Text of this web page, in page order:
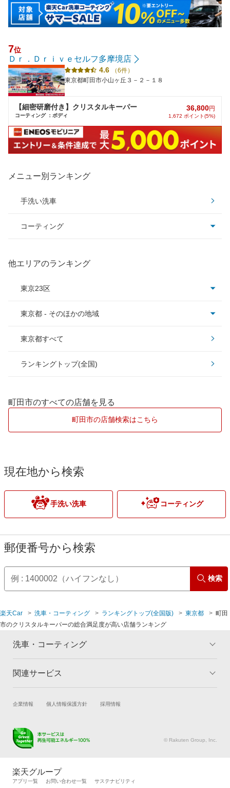
7位
Ｄｒ．Ｄｒｉｖｅセルフ多摩境店
4.6
（6件）
東京都町田市小山ヶ丘３－２－１８
【細密研磨付き】クリスタルキーパー
コーティング ：ボディ
36,800円
1,672 ポイント(5%)
メニュー別ランキング
手洗い洗車
コーティング
EXキーパー
他エリアのランキング
東京23区
足立区
板橋区
江戸川区
江東区
品川区
新宿区
杉並区
墨田区
世田谷区
台東区
文京区
港区
東京都 - そのほかの地域
昭島市
あきる野市
小平市
立川市
調布市
西東京市
八王子市
羽村市
東久留米市
府中市
三鷹市
東京都すべて
ランキングトップ(全国)
町田市のすべての店舗を見る
町田市の店舗検索はこちら
現在地から検索
手洗い洗車 コーティング
郵便番号から検索
検索
楽天Car 洗車・コーティング ランキングトップ(全国版) 東京都
町田
市のクリスタルキーパーの総合満足度が高い店舗ランキング
洗車・コーティング
トップ
コーティングとは コーティング診断
よくある質問
関連サービス
試乗・商談 新車購入
キズ修理予約
メンテナンス管理
自動車カタログ 自動車保険
企業情報 個人情報保護方針 採用情報
© Rakuten Group, Inc.
楽天グループ
アプリ一覧 お問い合わせ一覧 サステナビリティ